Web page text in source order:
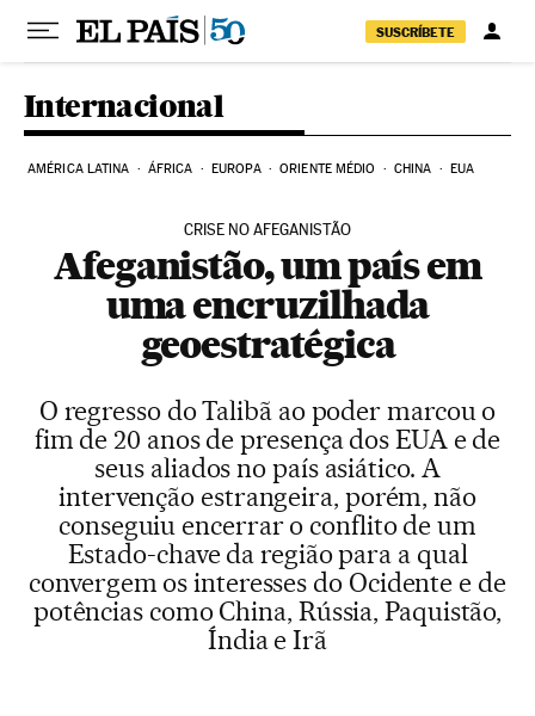
Pular para o conteúdo
SUSCRÍBETE
Internacional
AMÉRICA LATINA ÁFRICA EUROPA ORIENTE MÉDIO CHINA EUA
CRISE NO AFEGANISTÃO
Afeganistão, um país em
uma encruzilhada
geoestratégica
O regresso do Talibã ao poder marcou o
fim de 20 anos de presença dos EUA e de
seus aliados no país asiático. A
intervenção estrangeira, porém, não
conseguiu encerrar o conflito de um
Estado-chave da região para a qual
convergem os interesses do Ocidente e de
potências como China, Rússia, Paquistão,
Índia e Irã